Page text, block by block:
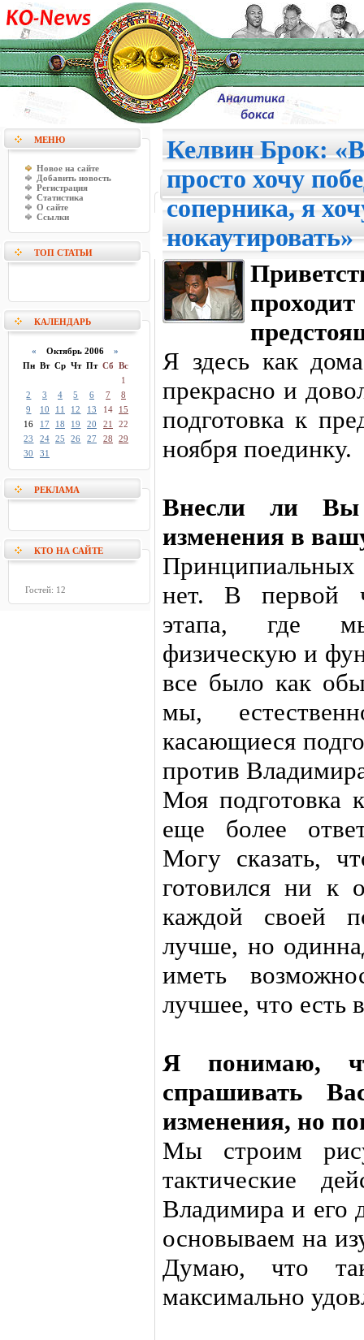
МЕНЮ
Новое на сайте
Добавить новость
Регистрация
Статистика
О сайте
Ссылки
ТОП СТАТЬИ
КАЛЕНДАРЬ
« Октябрь 2006»
Пн Вт Ср Чт Пт Сб Вс
1
2
3 4 5 6 7
8
9
10 11 12 13 14
15
16
17 18 19 20 21
22
23
24 25 26 27 28
29
30
31
РЕКЛАМА
КТО НА САЙТЕ
Гостей: 12
Келвин Брок:
просто хочу
соперника, я
нокаутировать»
Я здесь как
прекрасно и
подготовка к
ноября поединку.
Внесли ли Вы
изменения в
нет. В первой
этапа, где
физическую и
все было как
мы,
касающиеся
против
Моя подготовка
еще более
Могу сказать,
готовился ни к
каждой своей
лучше, но
иметь
лучшее, что есть
Я понимаю,
спрашивать
изменения, но
Мы строим
тактические
Владимира и его
основываем на
Думаю, что
максимально